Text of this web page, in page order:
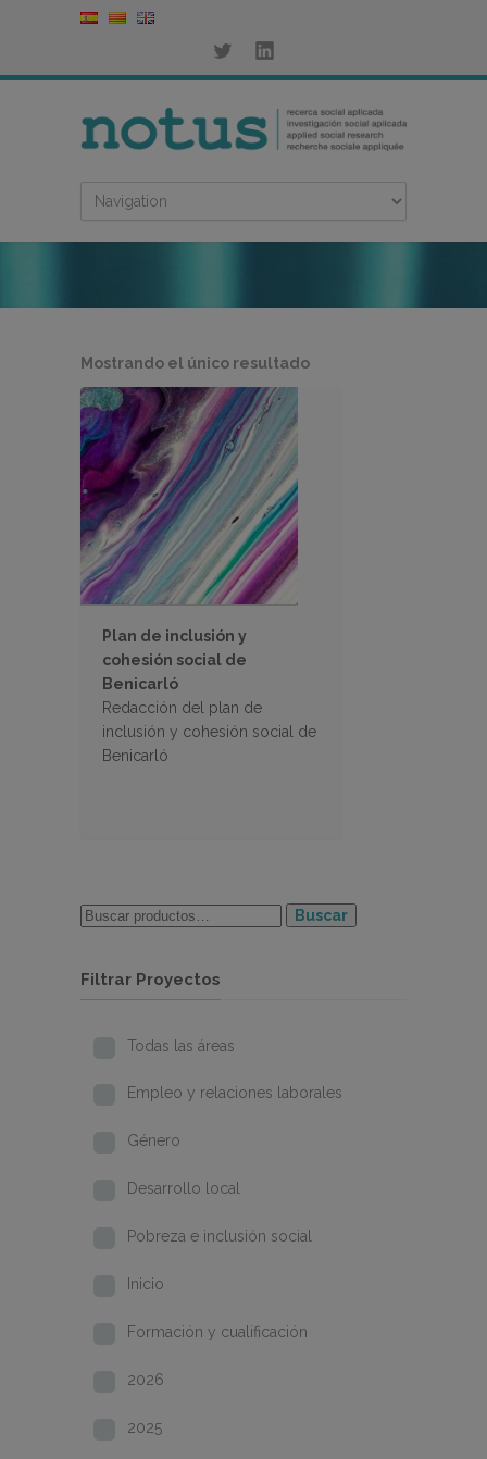
Mostrando el único resultado
Plan de inclusión y
cohesión social de
Benicarló
Redacción del plan de
inclusión y cohesión social de
Benicarló
Buscar
Filtrar Proyectos
Todas las áreas
Empleo y relaciones laborales
Género
Desarrollo local
Pobreza e inclusión social
Inicio
Formación y cualificación
2026
2025